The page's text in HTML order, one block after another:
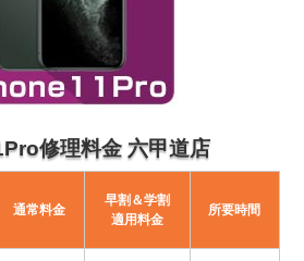
修理料金 六甲道店
通常料金
早割＆学割
適用料金
所要時間